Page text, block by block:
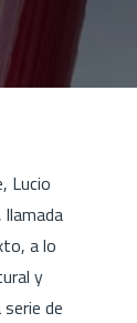
Lucio
llamada
a lo
y
de